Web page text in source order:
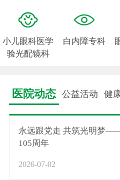
小儿眼科医学
验光配镜科
白内障专科
医院动态 公益活动 健
永远跟党走 共筑光明梦——庆祝中国共产党成立
105周年
2026-07-02